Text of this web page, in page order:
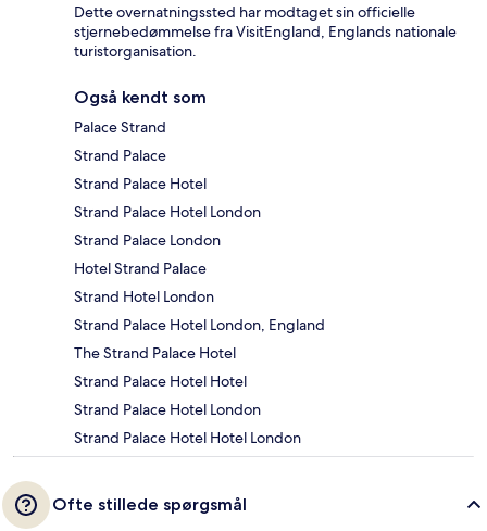
Dette overnatningssted har modtaget sin officielle
stjernebedømmelse fra VisitEngland, Englands nationale
turistorganisation.
Også kendt som
Palace Strand
Strand Palace
Strand Palace Hotel
Strand Palace Hotel London
Strand Palace London
Hotel Strand Palace
Strand Hotel London
Strand Palace Hotel London, England
The Strand Palace Hotel
Strand Palace Hotel Hotel
Strand Palace Hotel London
Strand Palace Hotel Hotel London
Ofte stillede spørgsmål